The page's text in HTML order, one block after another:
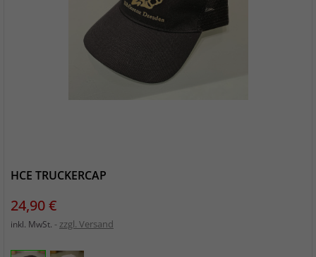
HCE TRUCKERCAP
Preis
24,90 €
inkl. MwSt. zzgl. Versand